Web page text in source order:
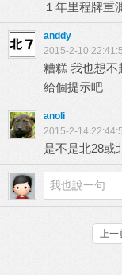
１年里程牌重
anddy
2015-2-10
糟糕 我也想不
給個提示吧
anoli
2015-2-14
是不是北28或
上一